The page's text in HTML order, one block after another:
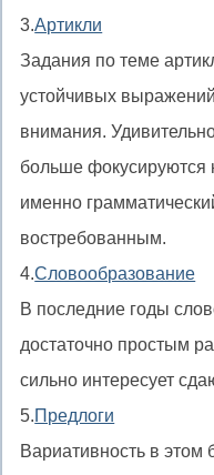
3.Артикли
Задания по теме
устойчивых
внимания.
больше фокусируются
именно
востребованным.
4.Словообразование
В последние годы
достаточно простым
сильно интересует
5.Предлоги
Вариативность в